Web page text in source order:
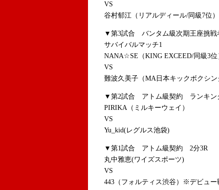
VS
谷村郁江（リアルディール/同級7位）
▼第3試合 バンタム級次期王座挑
サバイバルマッチ1
NANA☆SE（KING EXCEED/同級3位
VS
難波久美子（MA日本キックボクシ
▼第2試合 アトム級契約 ランキン
PIRIKA（ミルキーウェイ）
VS
Yu_kid(レグルス池袋)
▼第1試合 アトム級契約 2分3R
丸中雅恵(ワイズスポーツ)
VS
443（フォルティス渋谷）※デビュー